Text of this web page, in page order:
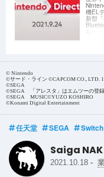
機EL
新型
ら・・
© Nintendo
©サード・ライン ©CAPCOM CO., LTD.
©SEGA
©SEGA 「アレスタ」はエムツーの登録
©SEGA MUSIC©YUZO KOSHIRO
©Konami Digital Entertainment
任天堂 SEGA Switch
Saiga NAK
2021.10.18 -